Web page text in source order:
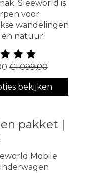
Sleeworld is
voor
wandelingen
en natuur.
van dit
€1.099,00
bekijken
pakket |
Mobile